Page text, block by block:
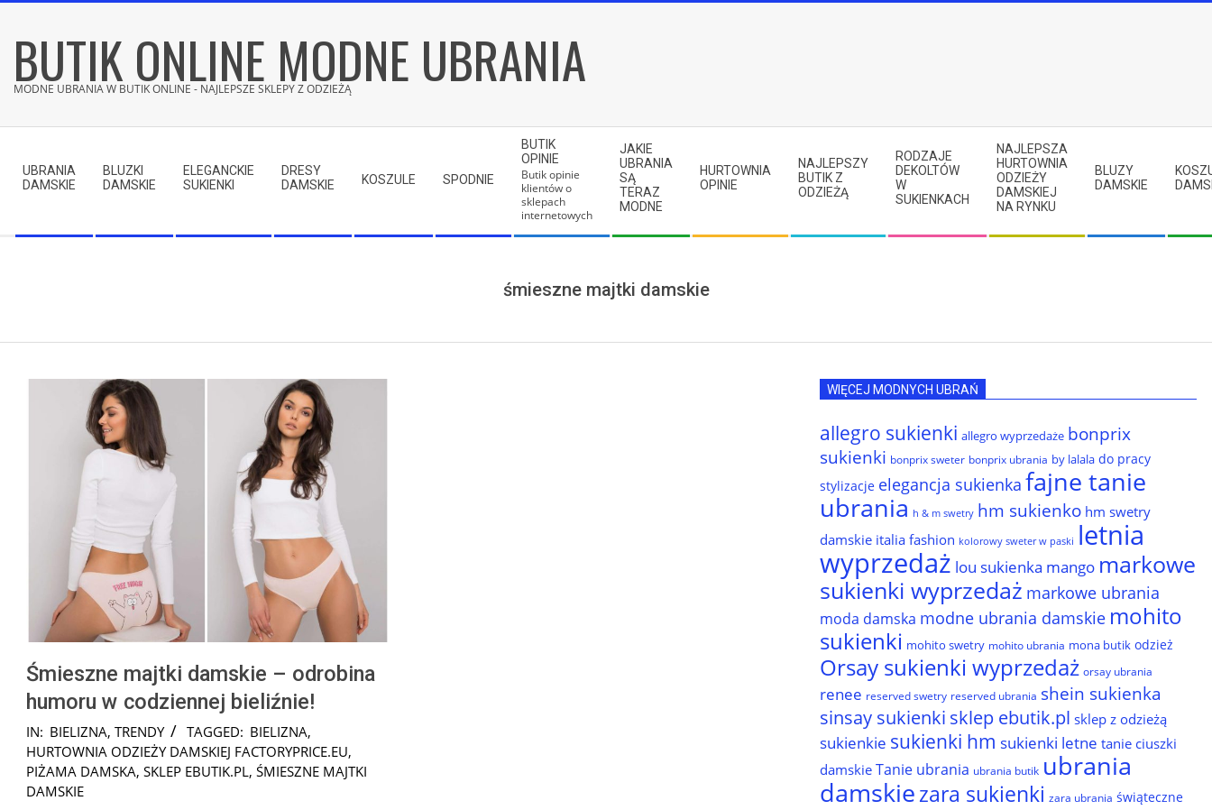
contentBUTIK ONLINE MODNE UBRANIA
MODNE UBRANIA W BUTIK ONLINE - NAJLEPSZE SKLEPY Z ODZIEŻĄ
Menu
UBRANIA
DAMSKIE
BLUZKI
DAMSKIE
ELEGANCKIE
SUKIENKI
DRESY
DAMSKIE
KOSZULE SPODNIE
BUTIK
OPINIE
Butik opinie
klientów o
sklepach
internetowych
JAKIE
UBRANIA
SĄ
TERAZ
MODNE
HURTOWNIA
OPINIE
NAJLEPSZY
BUTIK Z
ODZIEŻĄ
RODZAJE
DEKOLTÓW
W
SUKIENKACH
NAJLEPSZA
HURTOWNIA
ODZIEŻY
DAMSKIEJ
NA RYNKU
BLUZY
DAMSKIE
śmieszne majtki damskie
Śmieszne majtki damskie – odrobina
humoru w codziennej bieliźnie!
2025-
09-
29
IN: BIELIZNA, TRENDY TAGGED: BIELIZNA,
HURTOWNIA ODZIEŻY DAMSKIEJ FACTORYPRICE.EU,
PIŻAMA DAMSKA, SKLEP EBUTIK.PL, ŚMIESZNE MAJTKI
DAMSKIE
WIĘCEJ MODNYCH UBRAŃ
allegro sukienki allegro wyprzedaże bonprix
sukienki bonprix sweter bonprix ubrania by lalala do pracy
stylizacje elegancja sukienka fajne tanie
ubrania h & m swetry hm sukienko hm swetry
damskie italia fashion kolorowy sweter w paski letnia
wyprzedaż lou sukienka mango markowe
sukienki wyprzedaż markowe ubrania
moda damska modne ubrania damskie mohito
sukienki mohito swetry mohito ubrania mona butik odzież
Orsay sukienki wyprzedaż orsay ubrania
renee reserved swetry reserved ubrania shein sukienka
sinsay sukienki sklep ebutik.pl sklep z odzieżą
sukienkie sukienki hm sukienki letne tanie ciuszki
damskie Tanie ubrania ubrania butik ubrania
damskiezara sukienki zara ubrania świąteczne